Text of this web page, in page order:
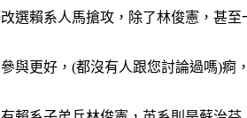
選賴系人馬搶攻，除了林俊憲，甚至
與更好，(都沒有人跟您討論過嗎)痾